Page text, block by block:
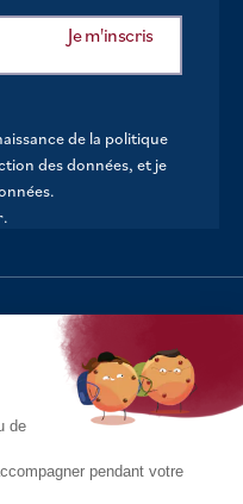
de la politique
des données, et je
.
de
pendant votre